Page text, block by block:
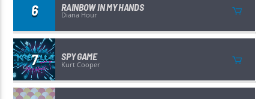
6 RAINBOW IN MY HANDS
Diana Hour
7 SPY GAME
Kurt Cooper